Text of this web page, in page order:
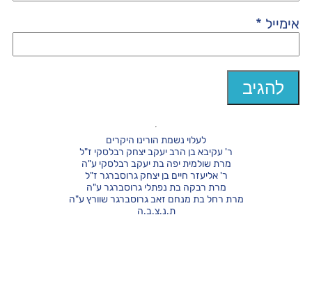
אימייל *
לעלוי נשמת הורינו היקרים
ר' עקיבא בן הרב יעקב יצחק רבלסקי ז"ל
מרת שולמית יפה בת יעקב רבלסקי ע"ה
ר' אליעזר חיים בן יצחק גרוסברגר ז"ל
מרת רבקה בת נפתלי גרוסברגר ע"ה
מרת רחל בת מנחם זאב גרוסברגר שוורץ ע"ה
ת.נ.צ.ב.ה